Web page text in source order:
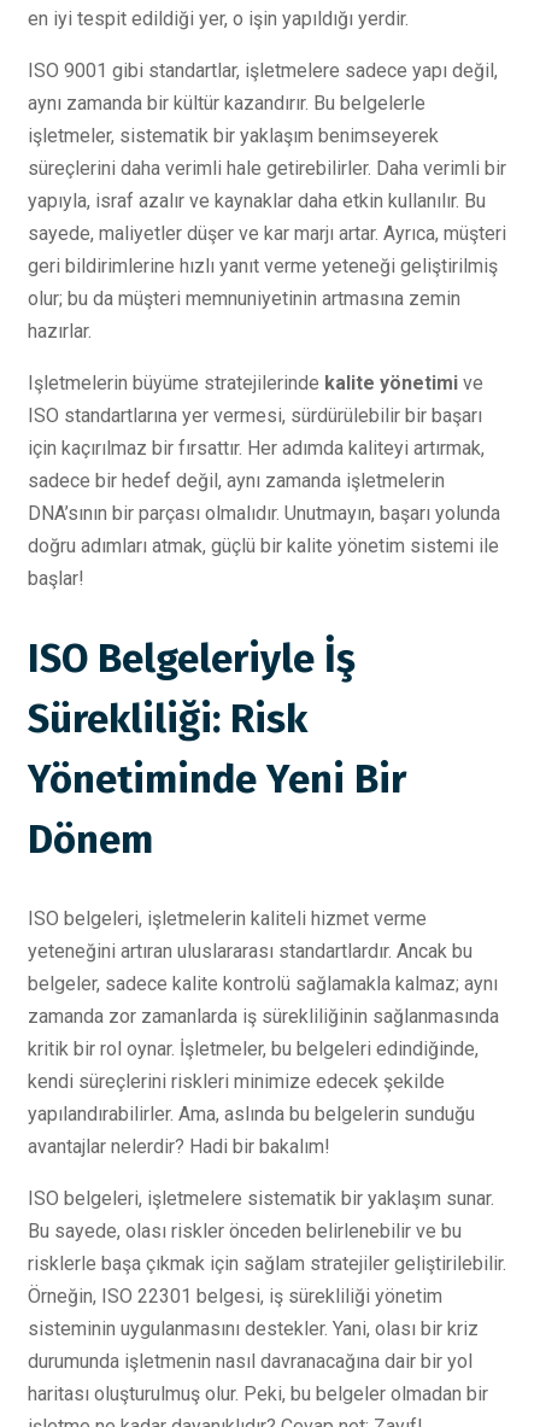
en iyi tespit edildiği yer, o işin yapıldığı yerdir.
ISO 9001 gibi standartlar, işletmelere sadece yapı değil,
aynı zamanda bir kültür kazandırır. Bu belgelerle
işletmeler, sistematik bir yaklaşım benimseyerek
süreçlerini daha verimli hale getirebilirler. Daha verimli bir
yapıyla, israf azalır ve kaynaklar daha etkin kullanılır. Bu
sayede, maliyetler düşer ve kar marjı artar. Ayrıca, müşteri
geri bildirimlerine hızlı yanıt verme yeteneği geliştirilmiş
olur; bu da müşteri memnuniyetinin artmasına zemin
hazırlar.
Işletmelerin büyüme stratejilerinde kalite yönetimi ve
ISO standartlarına yer vermesi, sürdürülebilir bir başarı
için kaçırılmaz bir fırsattır. Her adımda kaliteyi artırmak,
sadece bir hedef değil, aynı zamanda işletmelerin
DNA’sının bir parçası olmalıdır. Unutmayın, başarı yolunda
doğru adımları atmak, güçlü bir kalite yönetim sistemi ile
başlar!
ISO Belgeleriyle İş
Sürekliliği: Risk
Yönetiminde Yeni Bir
Dönem
ISO belgeleri, işletmelerin kaliteli hizmet verme
yeteneğini artıran uluslararası standartlardır. Ancak bu
belgeler, sadece kalite kontrolü sağlamakla kalmaz; aynı
zamanda zor zamanlarda iş sürekliliğinin sağlanmasında
kritik bir rol oynar. İşletmeler, bu belgeleri edindiğinde,
kendi süreçlerini riskleri minimize edecek şekilde
yapılandırabilirler. Ama, aslında bu belgelerin sunduğu
avantajlar nelerdir? Hadi bir bakalım!
ISO belgeleri, işletmelere sistematik bir yaklaşım sunar.
Bu sayede, olası riskler önceden belirlenebilir ve bu
risklerle başa çıkmak için sağlam stratejiler geliştirilebilir.
Örneğin, ISO 22301 belgesi, iş sürekliliği yönetim
sisteminin uygulanmasını destekler. Yani, olası bir kriz
durumunda işletmenin nasıl davranacağına dair bir yol
haritası oluşturulmuş olur. Peki, bu belgeler olmadan bir